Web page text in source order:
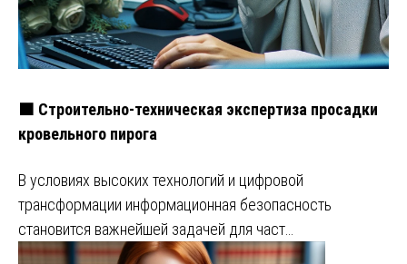
🟧 Строительно-техническая экспертиза просадки
кровельного пирога
В условиях высоких технологий и цифровой
трансформации информационная безопасность
становится важнейшей задачей для част…